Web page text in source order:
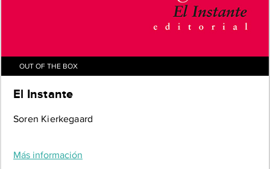
OUT OF THE BOX
El Instante
Soren Kierkegaard
Más información